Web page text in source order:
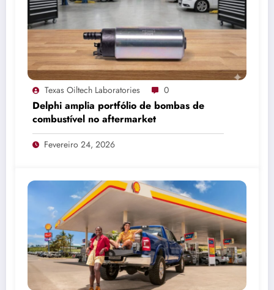
Texas Oiltech Laboratories 0
Delphi amplia portfólio de bombas de
combustível no aftermarket
Fevereiro 24, 2026